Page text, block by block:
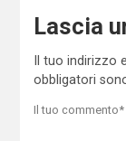
Lascia
Il tuo indirizzo
obbligatori